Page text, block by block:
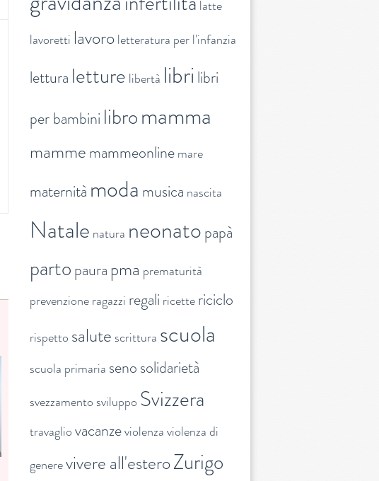
latte
lavoretti lavoroletteratura per l'infanzia
lettura letture libertà libri libri
per bambini libromamma
mammemammeonlinemare
maternità moda musica nascita
Natale natura neonatopapà
partopaura pma prematurità
prevenzioneragazzi regali ricettericiclo
rispetto salute scrittura scuola
scuola primaria senosolidarietà
svezzamento sviluppo Svizzera
travaglio vacanzeviolenza violenza di
generevivere all'esteroZurigo